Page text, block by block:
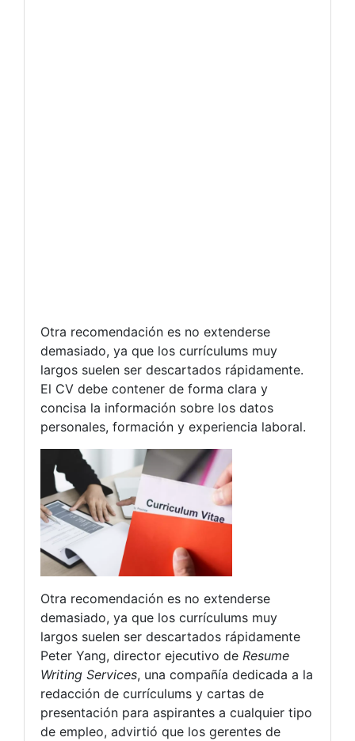
Otra recomendación es no extenderse
demasiado, ya que los currículums muy
largos suelen ser descartados rápidamente.
El CV debe contener de forma clara y
concisa la información sobre los datos
personales, formación y experiencia laboral.
Otra recomendación es no extenderse
demasiado, ya que los currículums muy
largos suelen ser descartados rápidamente
Peter Yang, director ejecutivo de Resume
Writing Services, una compañía dedicada a la
redacción de currículums y cartas de
presentación para aspirantes a cualquier tipo
de empleo, advirtió que los gerentes de